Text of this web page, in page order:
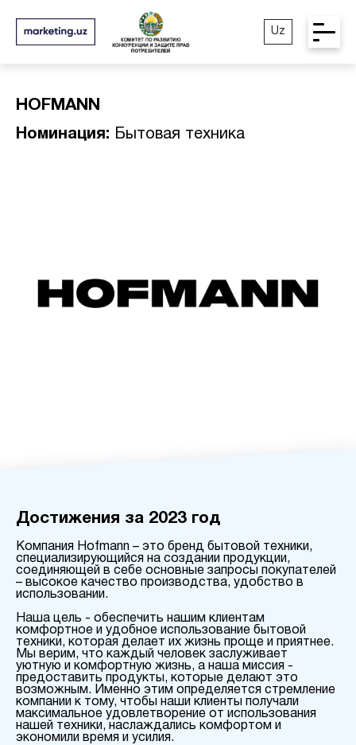
Uz
HOFMANN
Номинация: Бытовая техника
Достижения за 2023 год
Компания Hofmann – это бренд бытовой техники,
специализирующийся на создании продукции,
соединяющей в себе основные запросы покупателей
– высокое качество производства, удобство в
использовании.
Наша цель - обеспечить нашим клиентам
комфортное и удобное использование бытовой
техники, которая делает их жизнь проще и приятнее.
Мы верим, что каждый человек заслуживает
уютную и комфортную жизнь, а наша миссия -
предоставить продукты, которые делают это
возможным. Именно этим определяется стремление
компании к тому, чтобы наши клиенты получали
максимальное удовлетворение от использования
нашей техники, наслаждались комфортом и
экономили время и усилия.